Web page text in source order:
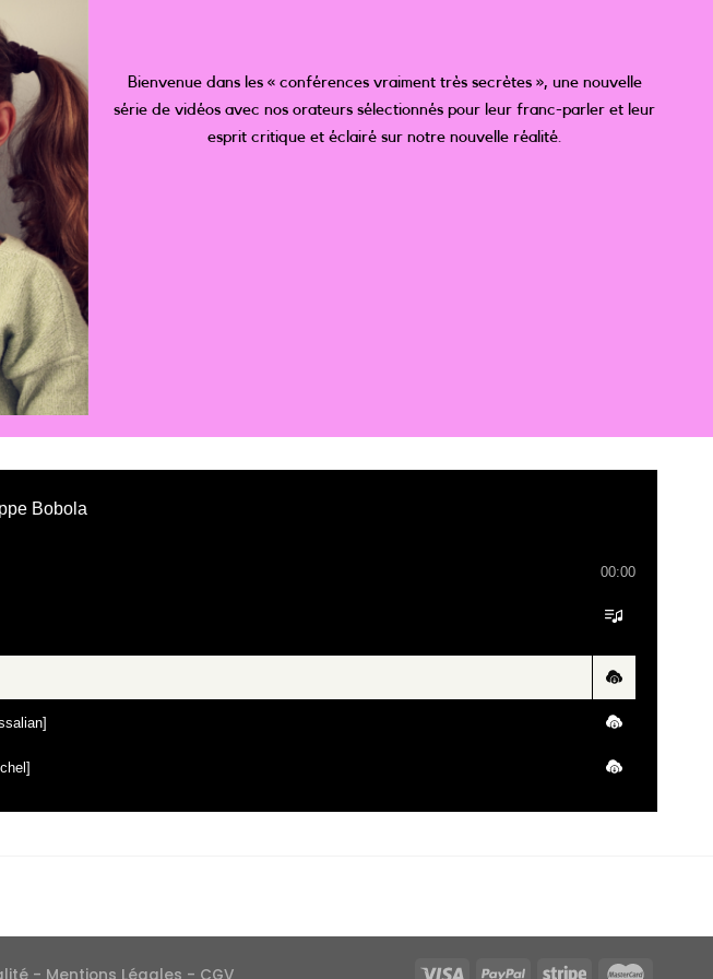
Bienvenue dans les « conférences vraiment très secrètes », une nouvelle
série de vidéos avec nos orateurs sélectionnés pour leur franc-parler et leur
esprit critique et éclairé sur notre nouvelle réalité.
Bobola
00:00